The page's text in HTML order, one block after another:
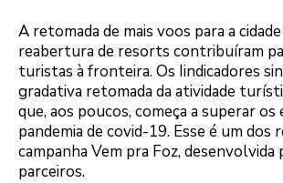
A retomada de mais voos para a
reabertura de resorts contribuíram
turistas à fronteira. Os Iindicadores
gradativa retomada da atividade
que, aos poucos, começa a superar os
pandemia de covid-19. Esse é um dos
campanha Vem pra Foz, desenvolvida
parceiros.